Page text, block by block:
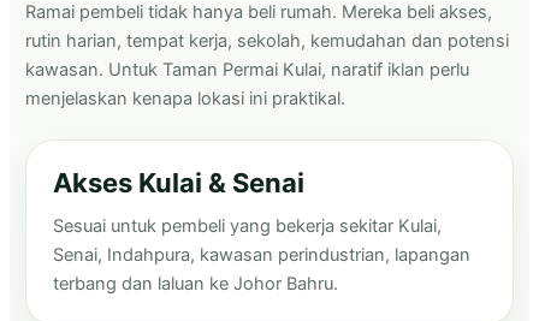
Ramai pembeli tidak hanya beli rumah. Mereka beli akses,
rutin harian, tempat kerja, sekolah, kemudahan dan potensi
kawasan. Untuk Taman Permai Kulai, naratif iklan perlu
menjelaskan kenapa lokasi ini praktikal.
Akses Kulai & Senai
Sesuai untuk pembeli yang bekerja sekitar Kulai,
Senai, Indahpura, kawasan perindustrian, lapangan
terbang dan laluan ke Johor Bahru.